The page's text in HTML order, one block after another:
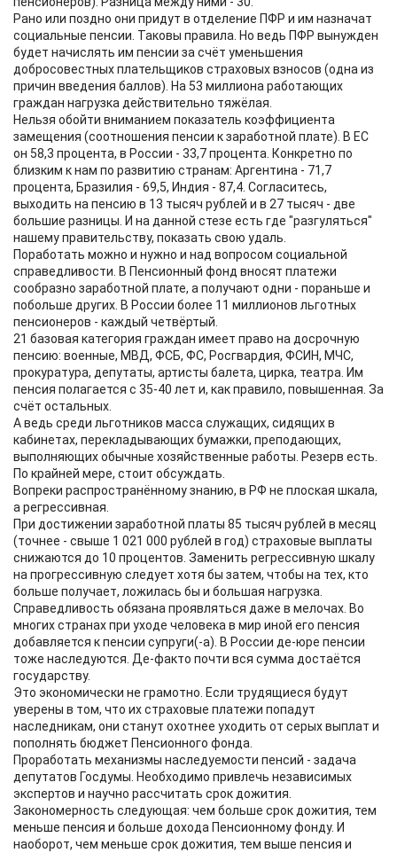
Рано или поздно они придут в отделение ПФР и им назначат
социальные пенсии. Таковы правила. Но ведь ПФР вынужден
будет начислять им пенсии за счёт уменьшения
добросовестных плательщиков страховых взносов (одна из
причин введения баллов). На 53 миллиона работающих
граждан нагрузка действительно тяжёлая.
Нельзя обойти вниманием показатель коэффициента
замещения (соотношения пенсии к заработной плате). В ЕС
он 58,3 процента, в России - 33,7 процента. Конкретно по
близким к нам по развитию странам: Аргентина - 71,7
процента, Бразилия - 69,5, Индия - 87,4. Согласитесь,
выходить на пенсию в 13 тысяч рублей и в 27 тысяч - две
большие разницы. И на данной стезе есть где "разгуляться"
нашему правительству, показать свою удаль.
Поработать можно и нужно и над вопросом социальной
справедливости. В Пенсионный фонд вносят платежи
сообразно заработной плате, а получают одни - пораньше и
побольше других. В России более 11 миллионов льготных
пенсионеров - каждый четвёртый.
21 базовая категория граждан имеет право на досрочную
пенсию: военные, МВД, ФСБ, ФС, Росгвардия, ФСИН, МЧС,
прокуратура, депутаты, артисты балета, цирка, театра. Им
пенсия полагается с 35-40 лет и, как правило, повышенная. За
счёт остальных.
А ведь среди льготников масса служащих, сидящих в
кабинетах, перекладывающих бумажки, преподающих,
выполняющих обычные хозяйственные работы. Резерв есть.
По крайней мере, стоит обсуждать.
Вопреки распространённому знанию, в РФ не плоская шкала,
а регрессивная.
При достижении заработной платы 85 тысяч рублей в месяц
(точнее - свыше 1 021 000 рублей в год) страховые выплаты
снижаются до 10 процентов. Заменить регрессивную шкалу
на прогрессивную следует хотя бы затем, чтобы на тех, кто
больше получает, ложилась бы и большая нагрузка.
Справедливость обязана проявляться даже в мелочах. Во
многих странах при уходе человека в мир иной его пенсия
добавляется к пенсии супруги(-а). В России де-юре пенсии
тоже наследуются. Де-факто почти вся сумма достаётся
государству.
Это экономически не грамотно. Если трудящиеся будут
уверены в том, что их страховые платежи попадут
наследникам, они станут охотнее уходить от серых выплат и
пополнять бюджет Пенсионного фонда.
Проработать механизмы наследуемости пенсий - задача
депутатов Госдумы. Необходимо привлечь независимых
экспертов и научно рассчитать срок дожития.
Закономерность следующая: чем больше срок дожития, тем
меньше пенсия и больше дохода Пенсионному фонду. И
наоборот, чем меньше срок дожития, тем выше пенсия и